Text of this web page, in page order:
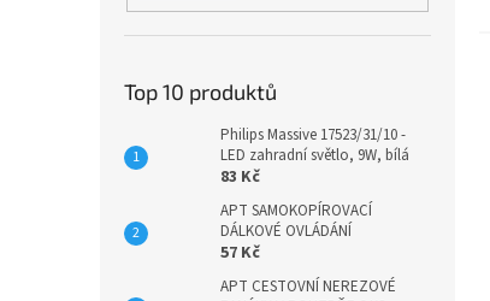
Top 10 produktů
Philips Massive 17523/31/10 -
LED zahradní světlo, 9W, bílá
83 Kč
APT SAMOKOPÍROVACÍ
DÁLKOVÉ OVLÁDÁNÍ
57 Kč
APT CESTOVNÍ NEREZOVÉ